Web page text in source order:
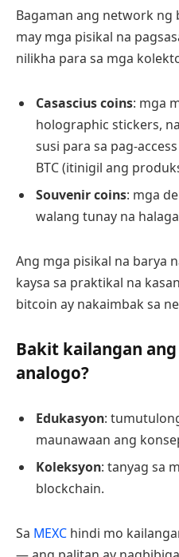
Bagaman ang network ng
may mga pisikal na
nilikha para sa mga
Casascius coins: mga
holographic stickers,
susi para sa pag-
BTC (itinigil ang
Souvenir coins: mga
walang tunay na
Ang mga pisikal na barya
kaysa sa praktikal na
bitcoin ay nakaimbak sa
Bakit kailangan
analogo?
Edukasyon:
maunawaan ang
Koleksyon: tanyag sa
blockchain.
Sa MEXC hindi mo